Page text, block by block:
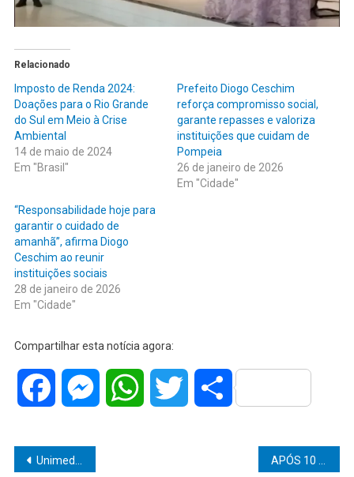
Relacionado
Imposto de Renda 2024:
Doações para o Rio Grande
do Sul em Meio à Crise
Ambiental
14 de maio de 2024
Em "Brasil"
Prefeito Diogo Ceschim
reforça compromisso social,
garante repasses e valoriza
instituições que cuidam de
Pompeia
26 de janeiro de 2026
Em "Cidade"
“Responsabilidade hoje para
garantir o cuidado de
amanhã”, afirma Diogo
Ceschim ao reunir
instituições sociais
28 de janeiro de 2026
Em "Cidade"
Compartilhar esta notícia agora:
Facebook MessengerWhatsAppTwitter Share
Navegação
Unimed Marília marcará presença, mais uma vez, no retorno do Japan Fest em Marília. APÓS 10 MESES, CASO DE IDOSA ENCONTRADA MORTA EM METRÔ DE SÃO PAULO AINDA CONTINUA SEM SOLUÇÃO